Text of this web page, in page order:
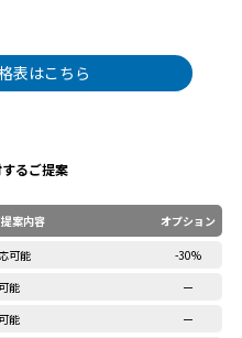
表はこちら
るご提案
案内容 オプション
可能
-30%
能
ー
能
ー